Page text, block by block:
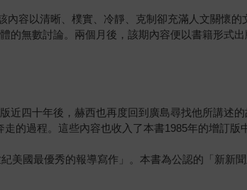
容以清晰、樸實、冷靜、克制卻充滿人文關懷
無數討論。兩個月後，該期內容便以書籍形式
四十年後，赫西也再度回到廣島尋找他所講述
的過程。這些內容也收入了本書1985年的增訂版
美國最優秀的報導寫作」。本書為公認的「新新